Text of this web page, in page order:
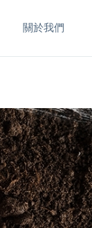
關於我們